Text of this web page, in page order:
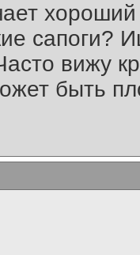
сапоги?
вижу
быть